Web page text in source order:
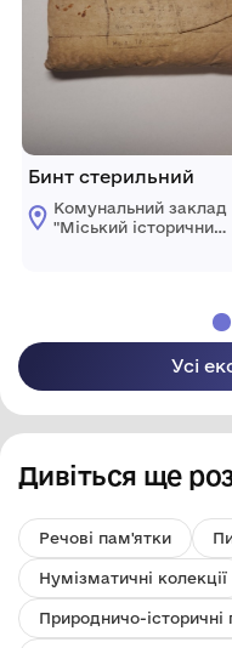
Бинт стерильний
Комунальний заклад
"Mіський історичний
Усі
Дивіться ще
Речові пам'ятки
Нумізматичні колекції
Природничо-історичні